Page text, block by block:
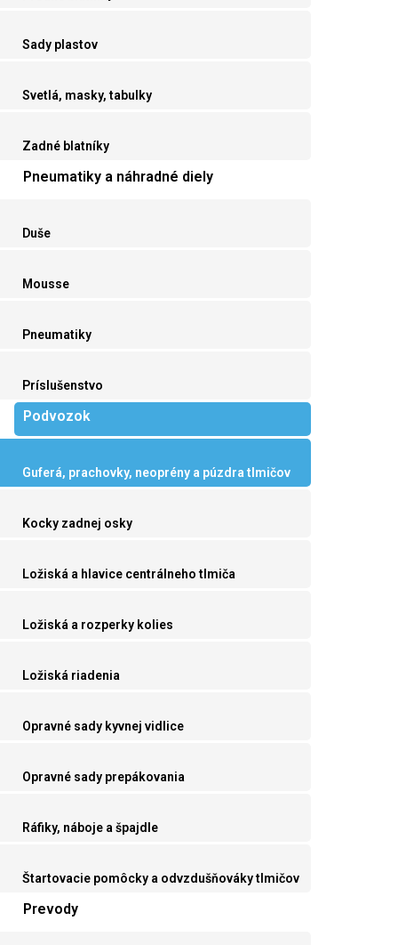
Sady plastov
Svetlá, masky, tabulky
Zadné blatníky
Pneumatiky a náhradné diely
Duše
Mousse
Pneumatiky
Príslušenstvo
Podvozok
Guferá, prachovky, neoprény a púzdra tlmičov
Kocky zadnej osky
Ložiská a hlavice centrálneho tlmiča
Ložiská a rozperky kolies
Ložiská riadenia
Opravné sady kyvnej vidlice
Opravné sady prepákovania
Ráfiky, náboje a špajdle
Štartovacie pomôcky a odvzdušňováky tlmičov
Prevody